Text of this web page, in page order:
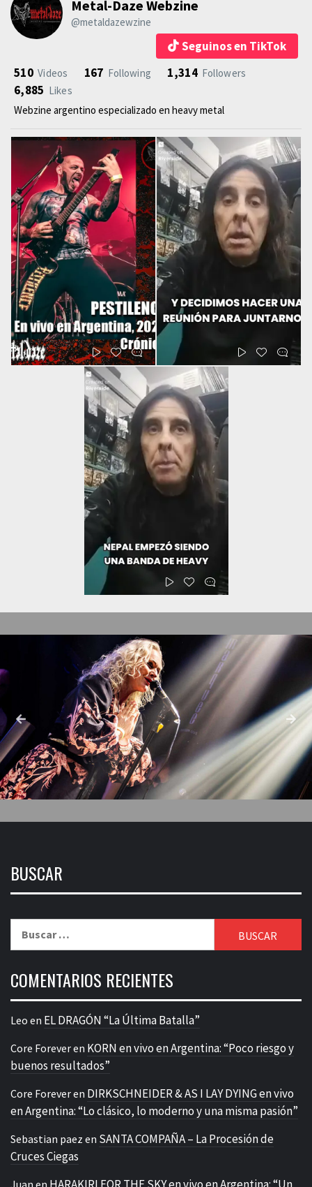
Metal-Daze Webzine
@metaldazewzine
Seguinos en TikTok
510 Videos 167 Following 1,314 Followers
6,885 Likes
Webzine argentino especializado en heavy metal
BUSCAR
COMENTARIOS RECIENTES
Leo en EL DRAGÓN “La Última Batalla”
Core Foreveren KORN en vivo en Argentina: “Poco riesgo y
buenos resultados”
Core Foreveren DIRKSCHNEIDER & AS I LAY DYING en vivo
en Argentina: “Lo clásico, lo moderno y una misma pasión”
Sebastian paez en SANTA COMPAÑA – La Procesión de
Cruces Ciegas